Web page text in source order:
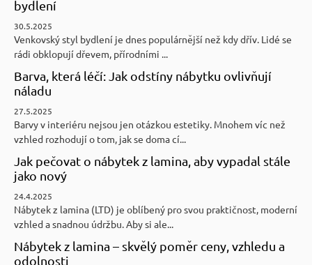
bydlení
30.5.2025
Venkovský styl bydlení je dnes populárnější než kdy dřív. Lidé se
rádi obklopují dřevem, přírodními ...
Barva, která léčí: Jak odstíny nábytku ovlivňují
náladu
27.5.2025
Barvy v interiéru nejsou jen otázkou estetiky. Mnohem víc než
vzhled rozhodují o tom, jak se doma cí...
Jak pečovat o nábytek z lamina, aby vypadal stále
jako nový
24.4.2025
Nábytek z lamina (LTD) je oblíbený pro svou praktičnost, moderní
vzhled a snadnou údržbu. Aby si ale...
Nábytek z lamina – skvělý poměr ceny, vzhledu a
odolnosti